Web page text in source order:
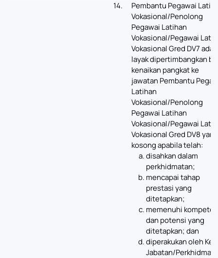
14.
Pembantu Pegawai
Vokasional/Penolong
Pegawai Latihan
Vokasional/Pegawai
Vokasional Gred DV7
layak dipertimbangkan
kenaikan pangkat ke
jawatan Pembantu
Latihan
Vokasional/Penolong
Pegawai Latihan
Vokasional/Pegawai
Vokasional Gred DV8 yang
kosong apabila telah:
disahkan dalam
perkhidmatan;
mencapai tahap
prestasi yang
ditetapkan;
memenuhi
dan potensi yang
ditetapkan; dan
diperakukan oleh
Jabatan/